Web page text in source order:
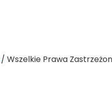
/ Wszelkie Prawa